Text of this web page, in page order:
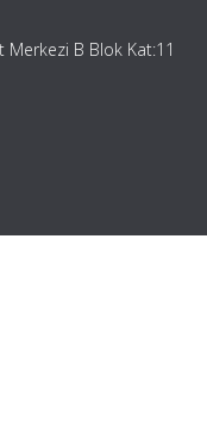
Merkezi B Blok Kat:11